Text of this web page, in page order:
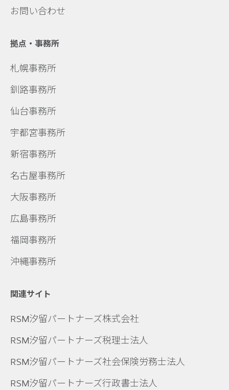
お問い合わせ
拠点・事務所
札幌事務所
釧路事務所
仙台事務所
宇都宮事務所
新宿事務所
名古屋事務所
大阪事務所
広島事務所
福岡事務所
沖縄事務所
関連サイト
RSM汐留パートナーズ株式会社
RSM汐留パートナーズ税理士法人
RSM汐留パートナーズ社会保険労務士法人
RSM汐留パートナーズ行政書士法人